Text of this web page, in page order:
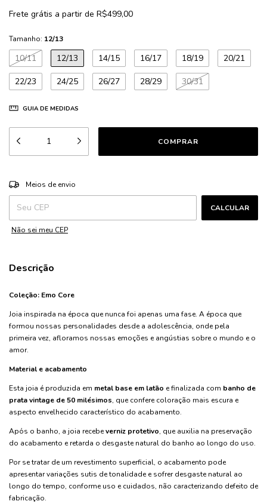
Frete grátis a partir de R$499,00
Tamanho: 12/13
10/11 12/13 14/15 16/17 18/19 20/21
22/23 24/25 26/27 28/29 30/31
GUIA DE MEDIDAS
Entregas para o CEP:
Meios de envio
CALCULAR
Não sei meu CEP
Descrição
Coleção: Emo Core
Joia inspirada na época que nunca foi apenas uma fase. A época que
formou nossas personalidades desde a adolescência, onde pela
primeira vez, afloramos nossas emoções e angústias sobre o mundo e o
amor.
Material e acabamento
Esta joia é produzida em metal base em latão e finalizada com banho de
prata vintage de 50 milésimos, que confere coloração mais escura e
aspecto envelhecido característico do acabamento.
Após o banho, a joia recebeverniz protetivo, que auxilia na preservação
do acabamento e retarda o desgaste natural do banho ao longo do uso.
Por se tratar de um revestimento superficial, o acabamento pode
apresentar variações sutis de tonalidade e sofrer desgaste natural ao
longo do tempo, conforme uso e cuidados, não caracterizando defeito de
fabricação.